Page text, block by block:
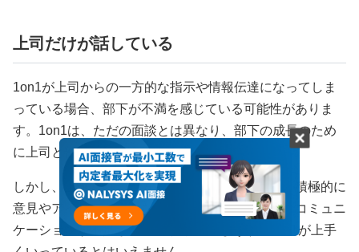
上司だけが話している
1on1が上司からの一方的な指示や情報伝達になってしま
っている場合、部下が不満を感じている可能性がありま
す。1on1は、ただの面談とは異なり、部下の成長のため
に上司と部下が話し合いをすることが重要です。
しかし、上司だけが一方的に話していて、部下が積極的に
意見やアイデアを言えない雰囲気は、オープンなコミュニ
ケーションが不足しているサインでもあり、1on1が上手